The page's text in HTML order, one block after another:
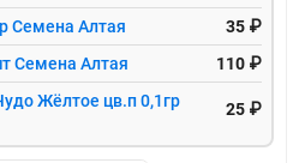
Семена Алтая
35 ₽
Семена Алтая
110 ₽
Жёлтое цв.п 0,1гр
25 ₽